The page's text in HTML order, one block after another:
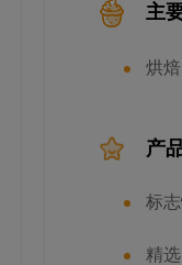
主
烘
产
标
精